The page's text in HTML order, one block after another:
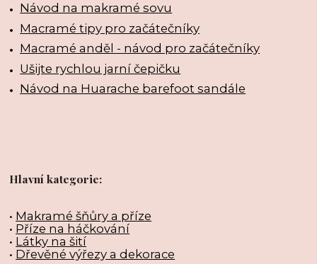
Návod na makramé sovu
Macramé tipy pro začátečníky
Macramé anděl - návod pro začátečníky
Ušijte rychlou jarní čepičku
Návod na Huarache barefoot sandále
Hlavní kategorie:
• Makramé šňůry a příze
• Příze na háčkování
• Látky na šití
• Dřevěné výřezy a dekorace